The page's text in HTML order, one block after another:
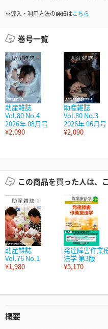
※導入・利用方法の詳細はこちら
巻号一覧
助産雑誌
Vol.80 No.4
2026年 08月号
¥2,090
助産雑誌
Vol.80 No.3
2026年 06月号
¥2,090
この商品を買った人は、
助産雑誌
Vol.76 No.1
¥1,980
発達障害作業
法学 第3版
¥5,170
概要